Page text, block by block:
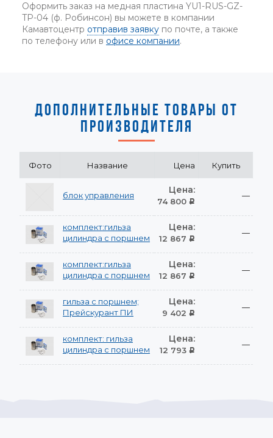
Оформить заказ на медная пластина YU1-RUS-GZ-
TP-04 (ф. Робинсон) вы можете в компании
Камавтоцентр отправив заявку по почте, а также
по телефону или в офисе компании.
ДОПОЛНИТЕЛЬНЫЕ ТОВАРЫ ОТ
ПРОИЗВОДИТЕЛЯ
Фото Название Цена Купить
блок управления Цена:
74 800 Р
—
комплект:гильза
цилиндра с поршнем
Цена:
12 867 Р
—
комплект:гильза
цилиндра с поршнем
Цена:
12 867 Р
—
гильза с поршнем;
Прейскурант ПИ
Цена:
9 402 Р
—
комплект: гильза
цилиндра с поршнем
Цена:
12 793 Р
—